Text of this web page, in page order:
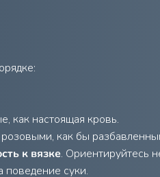
как настоящая кровь.
розовыми, как бы
к вязке. Ориентируйтесь
поведение суки.